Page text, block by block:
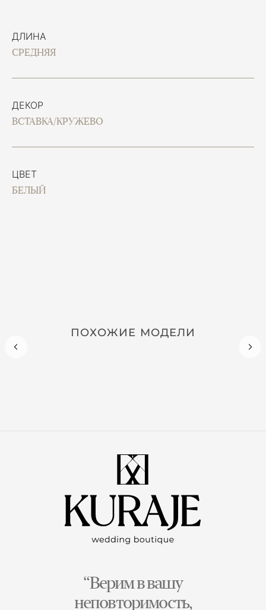
ДЛИНА
СРЕДНЯЯ
ДЕКОР
ВСТАВКА/КРУЖЕВО
ЦВЕТ
БЕЛЫЙ
ПОХОЖИЕ МОДЕЛИ
“Верим в вашу
неповторимость,